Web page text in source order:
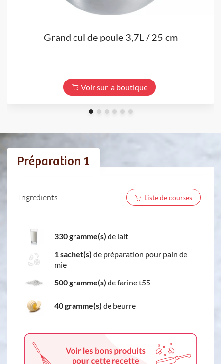
Grand cul de poule 3,7L / 25 cm
Voir sur la boutique
Préparation 1
Ingredients Liste de courses
330 gramme(s) de lait
1 sachet(s) de préparation pour pain de
mie
500 gramme(s) de farine t55
40 gramme(s) de beurre